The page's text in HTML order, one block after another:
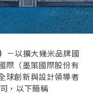
－以擴大幾米品牌國
際（墨策國際股份有
球創新與設計領導者
，以下簡稱